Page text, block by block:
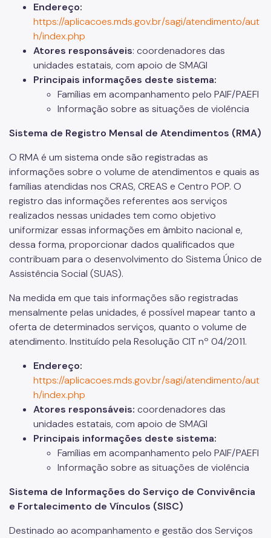
Endereço:
https://aplicacoes.mds.gov.br/sagi/atendimento/aut
h/index.php
Atores responsáveis: coordenadores das
unidades estatais, com apoio de SMAGI
Principais informações deste sistema:
Famílias em acompanhamento pelo PAIF/PAEFI
Informação sobre as situações de violência
Sistema de Registro Mensal de Atendimentos (RMA)
O RMA é um sistema onde são registradas as
informações sobre o volume de atendimentos e quais as
famílias atendidas nos CRAS, CREAS e Centro POP. O
registro das informações referentes aos serviços
realizados nessas unidades tem como objetivo
uniformizar essas informações em âmbito nacional e,
dessa forma, proporcionar dados qualificados que
contribuam para o desenvolvimento do Sistema Único de
Assistência Social (SUAS).
Na medida em que tais informações são registradas
mensalmente pelas unidades, é possível mapear tanto a
oferta de determinados serviços, quanto o volume de
atendimento. Instituído pela Resolução CIT nº 04/2011.
Endereço:
https://aplicacoes.mds.gov.br/sagi/atendimento/aut
h/index.php
Atores responsáveis: coordenadores das
unidades estatais, com apoio de SMAGI
Principais informações deste sistema:
Famílias em acompanhamento pelo PAIF/PAEFI
Informação sobre as situações de violência
Sistema de Informações do Serviço de Convivência
e Fortalecimento de Vínculos (SISC)
Destinado ao acompanhamento e gestão dos Serviços